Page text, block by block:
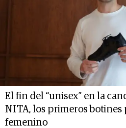
El fin del “unisex” en la
NITA, los primeros botines
femenino